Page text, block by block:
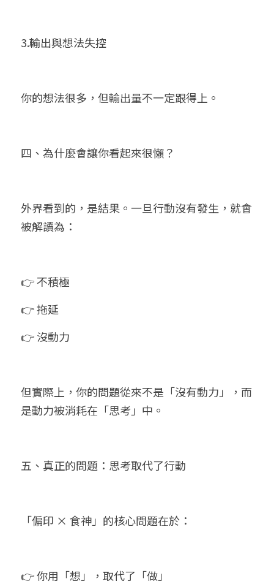
3.輸出與想法失控
你的想法很多，但輸出量不一定跟得上。
四、為什麼會讓你看起來很懶？
外界看到的，是結果。一旦行動沒有發生，就會
被解讀為：
👉 不積極
👉 拖延
👉 沒動力
但實際上，你的問題從來不是「沒有動力」，而
是動力被消耗在「思考」中。
五、真正的問題：思考取代了行動
「偏印 × 食神」的核心問題在於：
👉 你用「想」，取代了「做」